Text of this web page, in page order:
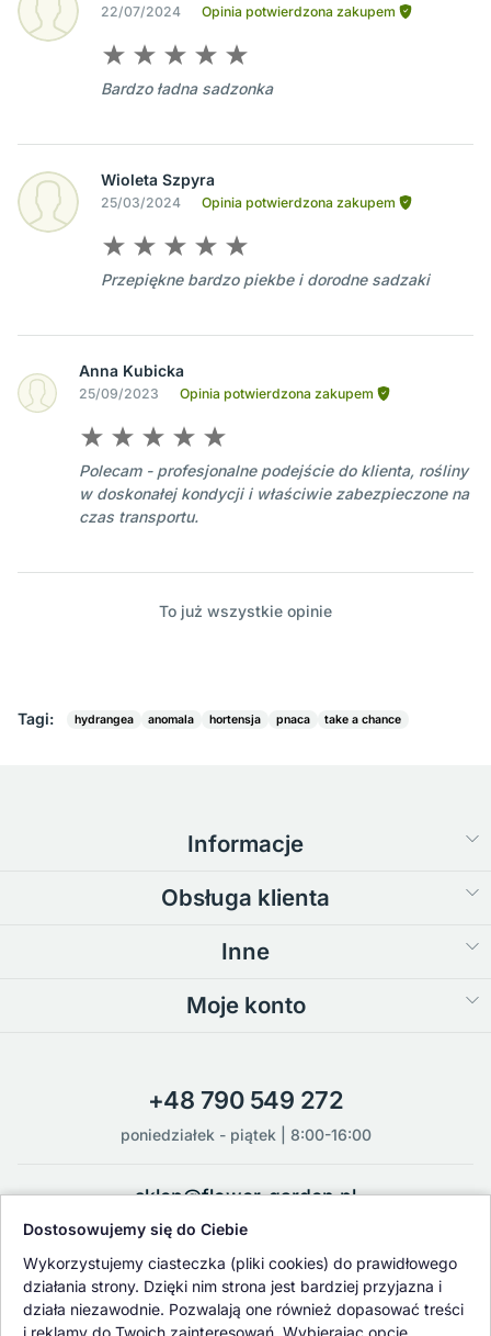
22/07/2024 Opinia potwierdzona zakupem
Bardzo ładna sadzonka
Wioleta Szpyra
25/03/2024 Opinia potwierdzona zakupem
Przepiękne bardzo piekbe i dorodne sadzaki
Anna Kubicka
25/09/2023 Opinia potwierdzona zakupem
Polecam - profesjonalne podejście do klienta, rośliny
w doskonałej kondycji i właściwie zabezpieczone na
czas transportu.
To już wszystkie opinie
Tagi: hydrangea anomala hortensja pnaca take a chance
Informacje
Obsługa klienta
Inne
Moje konto
+48 790 549 272
poniedziałek - piątek | 8:00-16:00
sklep@flower-garden.pl
Oferowane przez nas rośliny i nasiona podlegają regularnej ścisłej
kontroli jakości oraz kontroli zdrowotnej przeprowadzanej przez
wykwalifikowane osoby z Państwowej Inspekcji Ochrony Roślin i
Nasiennictwa.
Dostosowujemy się do Ciebie
Wykorzystujemy ciasteczka (pliki cookies) do prawidłowego
działania strony. Dzięki nim strona jest bardziej przyjazna i
działa niezawodnie. Pozwalają one również dopasować treści
i reklamy do Twoich zainteresowań. Wybierając opcję